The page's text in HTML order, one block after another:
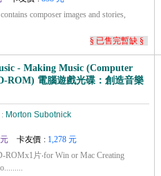
composer images and stories,
§ 已售完暫缺 §
- Making Music (Computer
ROM) 電腦遊戲光碟：創造音樂
Morton Subotnick
卡友價 : 1,278 元
片‧for Win or Mac Creating